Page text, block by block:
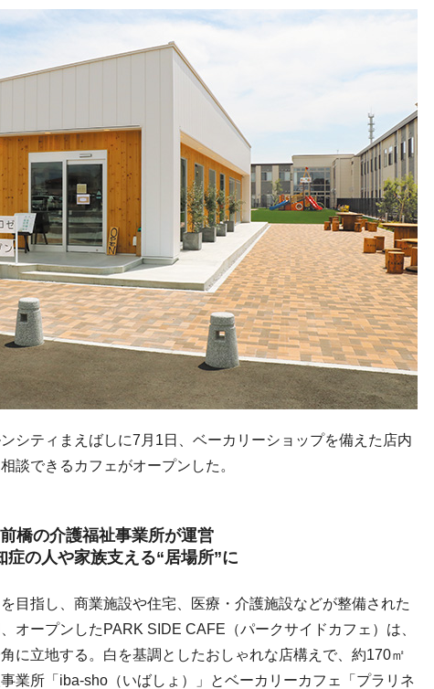
シティまえばしに7月1日、ベーカリーショップを備えた店内
談できるカフェがオープンした。
前橋の介護福祉事業所が運営
症の人や家族支える“居場所”に
目指し、商業施設や住宅、医療・介護施設などが整備された
オープンしたPARK SIDE CAFE（パークサイドカフェ）は、
に立地する。白を基調としたおしゃれな店構えで、約170㎡
業所「iba-sho（いばしょ）」とベーカリーカフェ「プラリネ